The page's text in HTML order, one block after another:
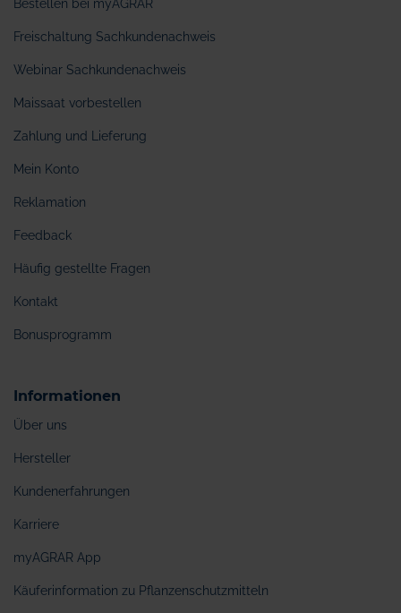
Bestellen bei myAGRAR
Freischaltung Sachkundenachweis
Webinar Sachkundenachweis
Maissaat vorbestellen
Zahlung und Lieferung
Mein Konto
Reklamation
Feedback
Häufig gestellte Fragen
Kontakt
Bonusprogramm
Informationen
Über uns
Hersteller
Kundenerfahrungen
Karriere
myAGRAR App
Käuferinformation zu Pflanzenschutzmitteln